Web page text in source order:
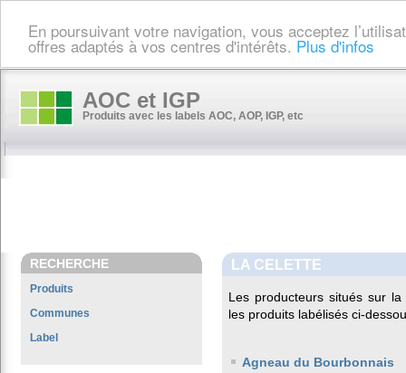
En poursuivant votre navigation, vous acceptez
offres adaptés à vos centres d'intérêts. Plus d'infos
AOC et IGP
Produits avec les labels AOC, AOP, IGP, etc
RECHERCHE
Produits
Communes
Label
LA CELETTE
Les producteurs situés sur
les produits labélisés ci-
Agneau du Bourbonnais